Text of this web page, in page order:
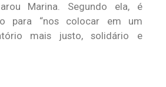
Marina. Segundo ela, é
para “nos colocar em um
mais justo, solidário e